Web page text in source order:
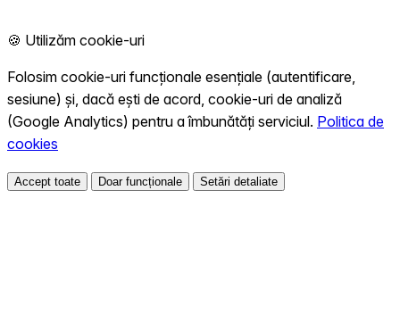
🍪 Utilizăm cookie-uri
Folosim cookie-uri funcționale esențiale (autentificare,
sesiune) și, dacă ești de acord, cookie-uri de analiză
(Google Analytics) pentru a îmbunătăți serviciul. Politica de
cookies
Accept toate Doar funcționale Setări detaliate